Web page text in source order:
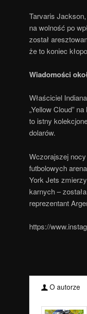
Tarvaris
na wolność po
został
że to koniec
Wiadomości
Właściciel
„Yellow Cloud”
to istny
dolarów.
Wczorajszej
futbolowych
York Jets
karnych –
reprezentant
https://
O autorze